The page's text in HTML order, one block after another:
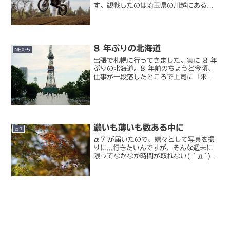
す。観戦したのは埼玉県の川越にあるオ
NEX-5 8 年ぶりの北海道
出張で札幌に行ってきました。実に 8 年
ぶりの北海道。8 年前のちょうど今頃、
仕事が一段落したところで上司に「来週
α7 濃いも薄いも数ある中に
α7 が届いたので、嬉々として写真を撮
りに...行きたいんですが、そんな週末に
限ってなかなか時間が取れない(´д`)。